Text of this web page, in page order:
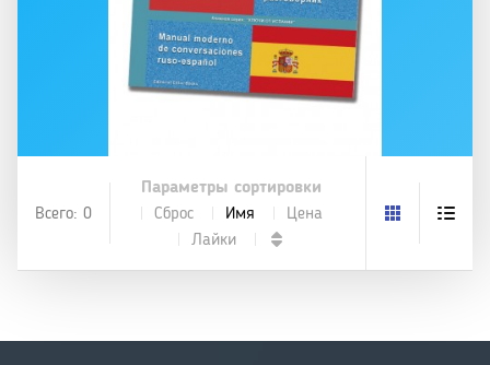
Всего: 0
Параметры сортировки
Сброс
Имя
Цена
Лайки